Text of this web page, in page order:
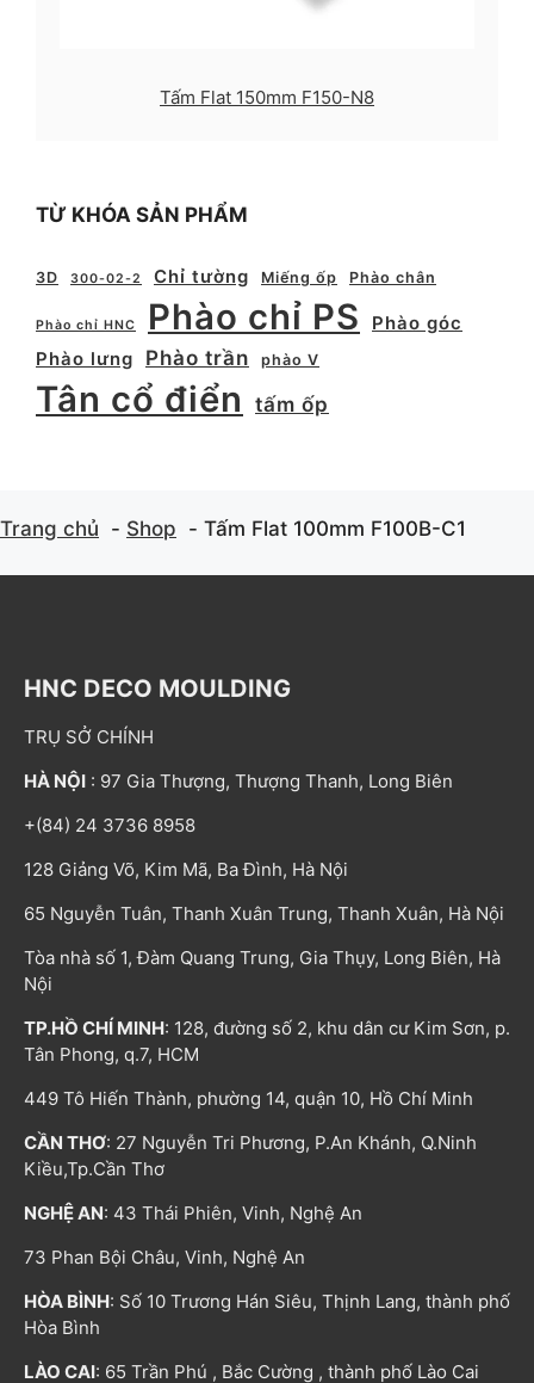
Tấm Flat 150mm F150-N8
TỪ KHÓA SẢN PHẨM
3D 300-02-2 Chỉ tường Miếng ốp Phào chân
Phào chỉ HNC Phào chỉ PS
Phào góc
Phào lưng
Phào trần phào V
Tân cổ điển tấm ốp
Trang chủ Shop Tấm Flat 100mm F100B-C1
HNC DECO MOULDING
TRỤ SỞ CHÍNH
HÀ NỘI : 97 Gia Thượng, Thượng Thanh, Long Biên
+(84) 24 3736 8958
128 Giảng Võ, Kim Mã, Ba Đình, Hà Nội
65 Nguyễn Tuân, Thanh Xuân Trung, Thanh Xuân, Hà Nội
Tòa nhà số 1, Đàm Quang Trung, Gia Thụy, Long Biên, Hà
Nội
TP.HỒ CHÍ MINH: 128, đường số 2, khu dân cư Kim Sơn, p.
Tân Phong, q.7, HCM
449 Tô Hiến Thành, phường 14, quận 10, Hồ Chí Minh
CẦN THƠ: 27 Nguyễn Tri Phương, P.An Khánh, Q.Ninh
Kiều,Tp.Cần Thơ
NGHỆ AN: 43 Thái Phiên, Vinh, Nghệ An
73 Phan Bội Châu, Vinh, Nghệ An
HÒA BÌNH: Số 10 Trương Hán Siêu, Thịnh Lang, thành phố
Hòa Bình
LÀO CAI: 65 Trần Phú , Bắc Cường , thành phố Lào Cai